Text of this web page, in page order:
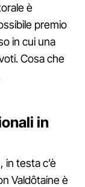
è
premio
in cui una
Cosa che
in
in testa c’è
Valdôtaine è